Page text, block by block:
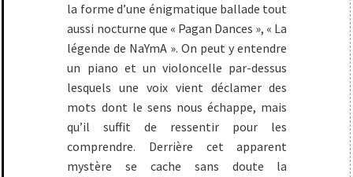
la forme d’une énigmatique ballade tout
aussi nocturne que « Pagan Dances », « La
légende de NaYmA ». On peut y entendre
un piano et un violoncelle par-dessus
lesquels une voix vient déclamer des
mots dont le sens nous échappe, mais
qu’il suffit de ressentir pour les
comprendre. Derrière cet apparent
mystère se cache sans doute la